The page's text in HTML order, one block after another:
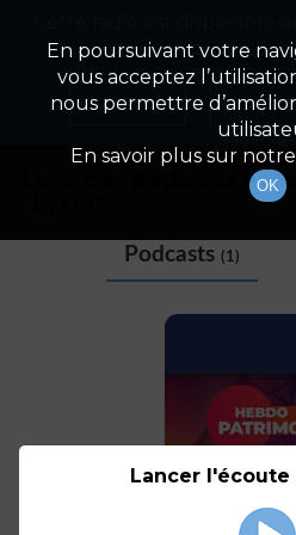
Tag
Liste des podcasts
Podcasts (1)
En poursuivant votre
vous acceptez
nous permettre
En savoir plus sur
OK
Appuyez ci-
Non merci
Lancer l'écoute